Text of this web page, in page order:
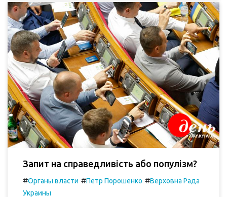
Запит на справедливість або популізм?
#Органы власти #Петр Порошенко #Верховна Рада
Украины